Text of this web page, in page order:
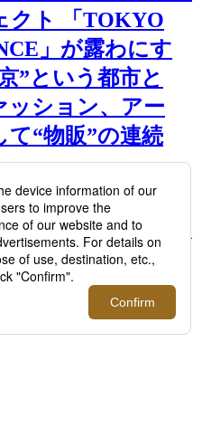
クト 「TOKYO
」が露わにす
”という都市と
ッション、アー
て“物販”の連続
」写真家・映像監
＜FACETASM/ファセッタズ
インタビュー_伊勢丹新宿店
プロモーション